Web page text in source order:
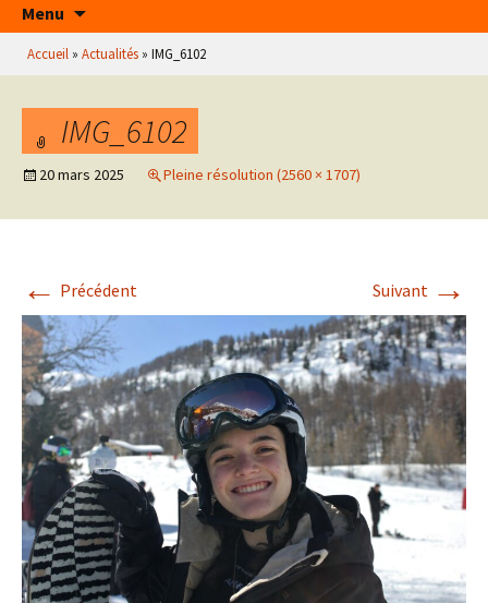
Menu
au
contenu
Accueil » Actualités » IMG_6102
IMG_6102
20 mars 2025 Pleine résolution (2560 × 1707)
← Précédent Suivant →